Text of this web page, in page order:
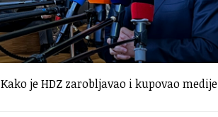
Kako je HDZ zarobljavao i kupovao medije